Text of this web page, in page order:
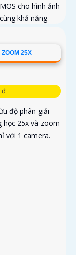
cho hình ảnh
khả năng